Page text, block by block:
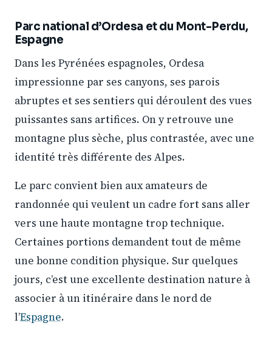
Parc national d’Ordesa et du Mont-Perdu,
Espagne
Dans les Pyrénées espagnoles, Ordesa
impressionne par ses canyons, ses parois
abruptes et ses sentiers qui déroulent des vues
puissantes sans artifices. On y retrouve une
montagne plus sèche, plus contrastée, avec une
identité très différente des Alpes.
Le parc convient bien aux amateurs de
randonnée qui veulent un cadre fort sans aller
vers une haute montagne trop technique.
Certaines portions demandent tout de même
une bonne condition physique. Sur quelques
jours, c’est une excellente destination nature à
associer à un itinéraire dans le nord de
l’Espagne.